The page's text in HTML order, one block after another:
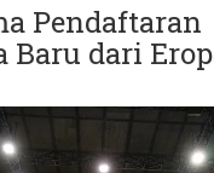
Pendaftaran
Baru dari